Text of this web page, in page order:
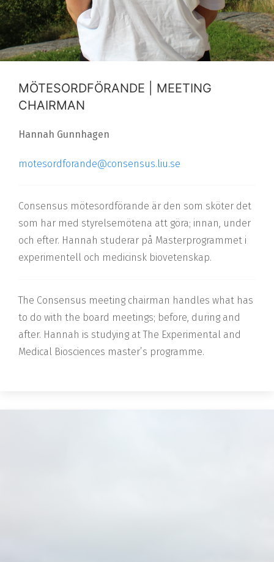
MÖTESORDFÖRANDE | MEETING
CHAIRMAN
Hannah Gunnhagen
motesordforande@consensus.liu.se
Consensus mötesordförande är den som sköter det
som har med styrelsemötena att göra; innan, under
och efter. Hannah studerar på Masterprogrammet i
experimentell och medicinsk biovetenskap.
The Consensus meeting chairman handles what has
to do with the board meetings; before, during and
after. Hannah is studying at The Experimental and
Medical Biosciences master’s programme.